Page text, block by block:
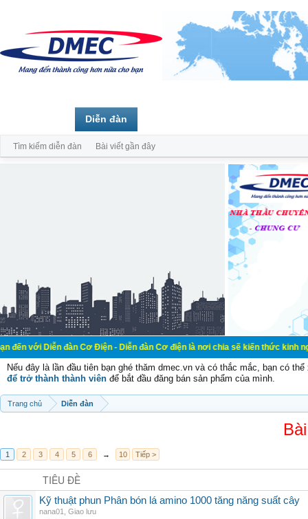
đàn Cơ Điện - Diễn đàn Cơ điện là nơi chia sẽ kiến thức kinh nghiệm
Nếu đây là lần đầu tiên bạn ghé thăm dmec.vn và có thắc mắc, bạn có
để trở thành thành viên để bắt đầu đăng bán sản phẩm của mình.
Trang chủ Diễn đàn
1 2 3 4 5 6 → 10 Tiếp >
TIÊU ĐỀ
Kỹ thuật phun Phân bón lá amino 1000 tăng năng suất cây
nana01
Giao lưu
Diễn đàn
Tìm kiếm diễn đàn Bài viết gần đây